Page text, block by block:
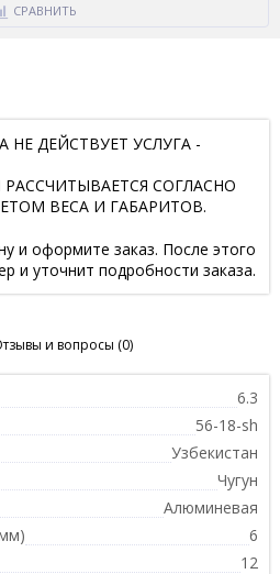
СРАВНИТЬ
ДЕЙСТВУЕТ УСЛУГА -
СОГЛАСНО
ВЕСА И ГАБАРИТОВ.
и оформите заказ. После этого
и уточнит подробности заказа.
и вопросы (0)
6.3
56-18-sh
Узбекистан
Чугун
Алюминевая
6
12